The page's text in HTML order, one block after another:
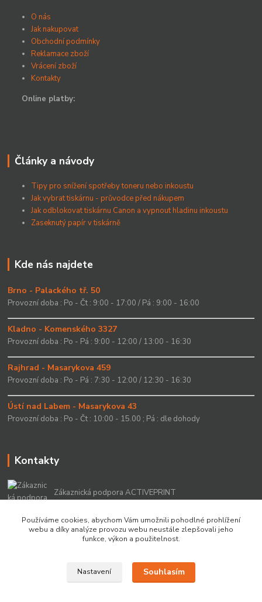
O nás
Jak nakupovat
Obchodní podmínky
Reklamace zboží
Vrácení zboží
Kontakty
Online platby:
Články a návody
Tipy pro snížení spotřeby toneru nebo inkoustu
Jak vybrat tiskárnu - průvodce před nákupem
Jak odblokovat tiskárnu Canon a vypnout hladinu inkoustu
Zaseknutý papír v tiskárně
Kde nás najdete
Brno - Palackého tř. 50
Provozní doba : Po - Čt : 9:00 - 17:00 / Pá : 9:00 - 16:00
Kladno - Komenského 3327
Provozní doba : Po - Pá : 9:00 - 12:00 / 13:00 - 16:30
Rajhrad - Masarykova 459
Provozní doba : Po - Pá : 7:30 - 12:00 / 12:30 - 16:30
Ústí nad Labem - Masarykova 43
Provozní doba : Po - Čt : 10:00 - 15.00 ; Pá : dle dohody
Kontakty
Zákaznická podpora ACTIVEPRINT
+420 549 213 756
info@activeprint.cz
Používáme cookies, abychom Vám umožnili pohodlné prohlížení
webu a díky analýze provozu webu neustále zlepšovali jeho
funkce, výkon a použitelnost.
Nastavení Souhlasím